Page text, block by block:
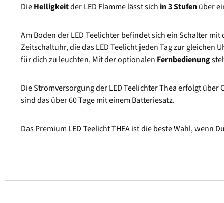
DieHelligkeitder LED Flamme lässt sich in 3 Stufenüber
Am Boden der LED Teelichter befindet sich ein Schalter
Zeitschaltuhr, die das LED Teelicht jeden Tag zur gleichen
für dich zu leuchten. Mit der optionalen Fernbedienung
Die Stromversorgung der LED Teelichter Thea erfolgt über
sind das über 60 Tage mit einem Batteriesatz.
Das Premium LED Teelicht THEA ist die beste Wahl,